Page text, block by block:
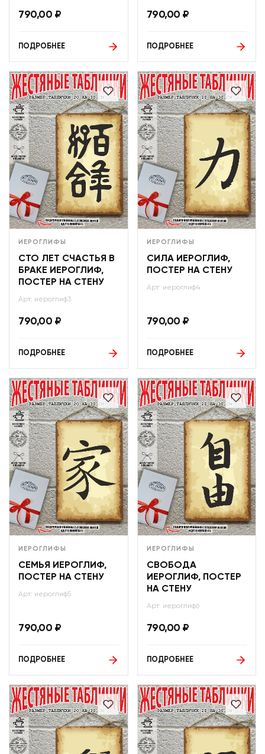
790,00 ₽
ПОДРОБНЕЕ
790,00 ₽
ПОДРОБНЕЕ
ИЕРОГЛИФЫ
СТО ЛЕТ СЧАСТЬЯ В
БРАКЕ ИЕРОГЛИФ,
ПОСТЕР НА СТЕНУ
Арт: иероглиф3
790,00 ₽
ПОДРОБНЕЕ
ИЕРОГЛИФЫ
СИЛА ИЕРОГЛИФ,
ПОСТЕР НА СТЕНУ
Арт: иероглиф4
790,00 ₽
ПОДРОБНЕЕ
ИЕРОГЛИФЫ
СЕМЬЯ ИЕРОГЛИФ,
ПОСТЕР НА СТЕНУ
Арт: иероглиф5
790,00 ₽
ПОДРОБНЕЕ
ИЕРОГЛИФЫ
СВОБОДА
ИЕРОГЛИФ, ПОСТЕР
НА СТЕНУ
Арт: иероглиф6
790,00 ₽
ПОДРОБНЕЕ